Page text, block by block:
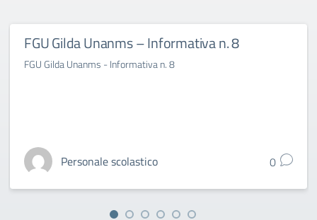
FGU Gilda Unanms – Informativa n. 8
FGU Gilda Unanms - Informativa n. 8
Personale scolastico 0